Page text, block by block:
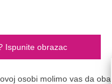
Ispunite obrazac
osobi molimo vas da